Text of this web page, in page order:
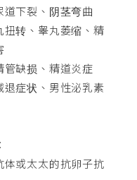
下裂、阴茎弯曲
扭转、睾丸萎缩、精
管缺损、精道炎症
症状、男性泌乳素
或太太的抗卵子抗